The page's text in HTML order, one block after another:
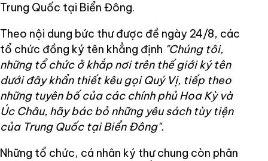
Trung Quốc tại Biển Đông.
Theo nội dung bức thư được đề ngày 24/8, các
tổ chức đồng ký tên khẳng định "Chúng tôi,
những tổ chức ở khắp nơi trên thế giới ký tên
dưới đây khẩn thiết kêu gọi Quý Vị, tiếp theo
những tuyên bố của các chính phủ Hoa Kỳ và
Úc Châu, hãy bác bỏ những yêu sách tùy tiện
của Trung Quốc tại Biển Đông".
Những tổ chức, cá nhân ký thư chung còn phân